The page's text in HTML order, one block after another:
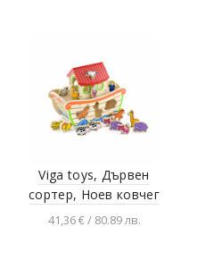
Viga toys, Дървен
сортер, Ноев ковчег
41,36 € / 80.89 лв.